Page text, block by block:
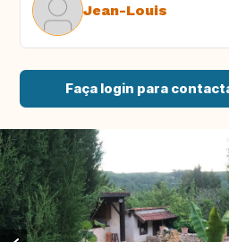
Jean-Louis
Faça login para